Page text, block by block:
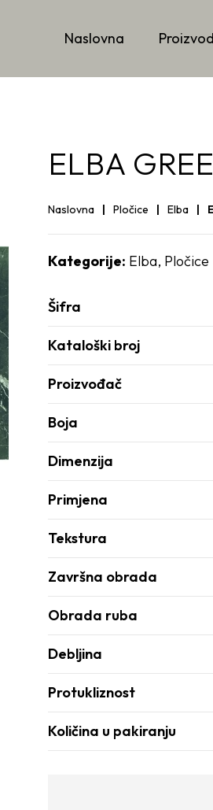
Naslovna
ELBA
Naslovna Pločice Elba
Kategorije: Elba, Pločice
Šifra
Kataloški broj
Proizvođač
Boja
Dimenzija
Primjena
Tekstura
Završna obrada
Obrada ruba
Debljina
Protukliznost
Količina u pakiranju